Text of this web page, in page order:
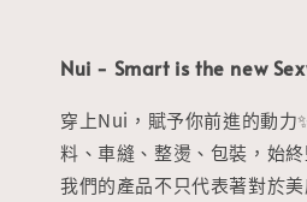
Nui - Smart is the new
穿上Nui，賦予你前進的動力
料、車縫、整燙、包裝，始
我們的產品不只代表著對於